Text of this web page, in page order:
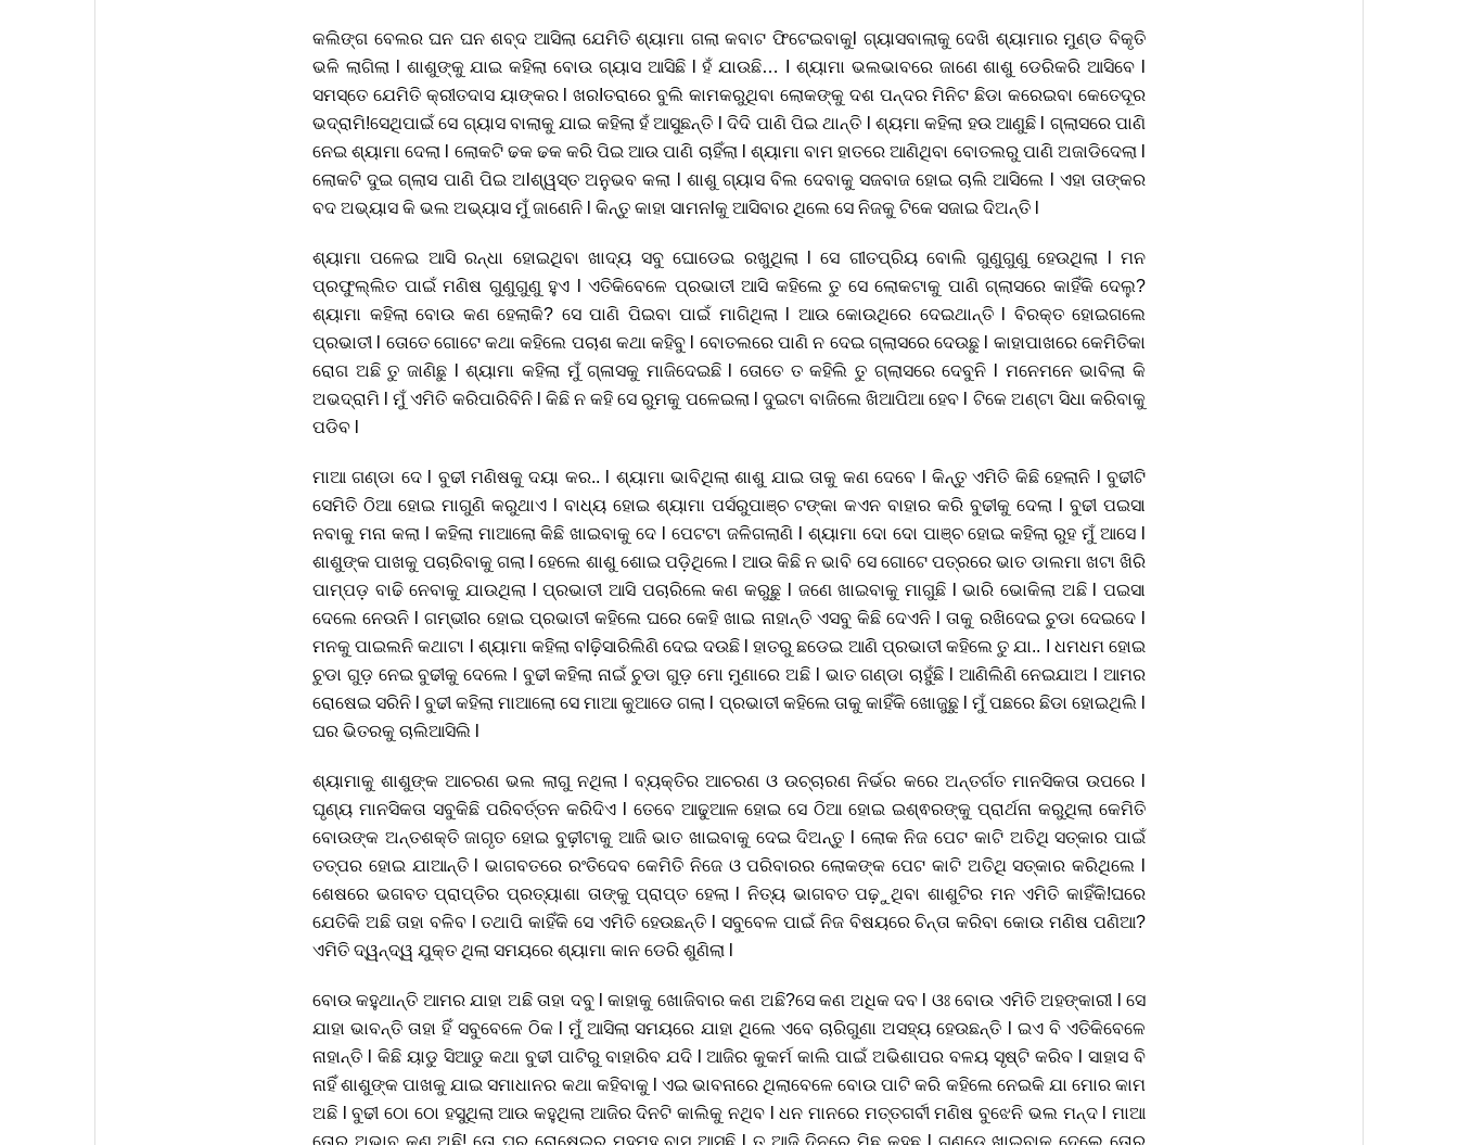
କଲିଙ୍ଗ ବେଲର ଘନ ଘନ ଶବ୍ଦ ଆସିଲା ଯେମିତି ଶ୍ୟାମା ଗଲା କବାଟ ଫିଟେଇବାକୁl ଗ୍ୟାସବାଲାକୁ ଦେଖି ଶ୍ୟାମାର ମୁଣ୍ଡ ବିକୃତି
ଭଳି ଲାଗିଲା l ଶାଶୁଙ୍କୁ ଯାଇ କହିଲା ବୋଉ ଗ୍ୟାସ ଆସିଛି l ହଁ ଯାଉଛି… I ଶ୍ୟାମା ଭଲଭାବରେ ଜାଣେ ଶାଶୁ ଡେରିକରି ଆସିବେ l
ସମସ୍ତେ ଯେମିତି କ୍ରୀତଦାସ ୟାଙ୍କର l ଖରIତରାରେ ବୁଲି କାମକରୁଥିବା ଲୋକଙ୍କୁ ଦଶ ପନ୍ଦର ମିନିଟ ଛିଡା କରେଇବା କେତେଦୂର
ଭଦ୍ରାମି!ସେଥିପାଇଁ ସେ ଗ୍ୟାସ ବାଲାକୁ ଯାଇ କହିଲା ହଁ ଆସୁଛନ୍ତି l ଦିଦି ପାଣି ପିଇ ଥାନ୍ତି l ଶ୍ୟମା କହିଲା ହଉ ଆଣୁଛି l ଗ୍ଲାସରେ ପାଣି
ନେଇ ଶ୍ୟାମା ଦେଲା l ଲୋକଟି ଢକ ଢକ କରି ପିଇ ଆଉ ପାଣି ଚାହିଁଲା l ଶ୍ୟାମା ବାମ ହାତରେ ଆଣିଥିବା ବୋତଲରୁ ପାଣି ଅଜାଡିଦେଲା l
ଲୋକଟି ଦୁଇ ଗ୍ଲାସ ପାଣି ପିଇ ଅlଶ୍ୱସ୍ତ ଅନୁଭବ କଲା l ଶାଶୁ ଗ୍ୟାସ ବିଲ ଦେବାକୁ ସଜବାଜ ହୋଇ ଚାଲି ଆସିଲେ l ଏହା ତାଙ୍କର
ବଦ ଅଭ୍ୟାସ କି ଭଲ ଅଭ୍ୟାସ ମୁଁ ଜାଣେନି l କିନ୍ତୁ କାହା ସାମନlକୁ ଆସିବାର ଥିଲେ ସେ ନିଜକୁ ଟିକେ ସଜାଇ ଦିଅନ୍ତି l
ଶ୍ୟାମା ପଳେଇ ଆସି ରନ୍ଧା ହୋଇଥିବା ଖାଦ୍ୟ ସବୁ ଘୋଡେଇ ରଖୁଥିଲା l ସେ ଗୀତପ୍ରିୟ ବୋଲି ଗୁଣୁଗୁଣୁ ହେଉଥିଲା l ମନ
ପ୍ରଫୁଲ୍ଲିତ ପାଇଁ ମଣିଷ ଗୁଣୁଗୁଣୁ ହୁଏ l ଏତିକିବେଳେ ପ୍ରଭାତୀ ଆସି କହିଲେ ତୁ ସେ ଲୋକଟାକୁ ପାଣି ଗ୍ଲାସରେ କାହିଁକି ଦେଲୁ?
ଶ୍ୟାମା କହିଲା ବୋଉ କଣ ହେଲାକି? ସେ ପାଣି ପିଇବା ପାଇଁ ମାଗିଥିଲା l ଆଉ କୋଉଥିରେ ଦେଇଥାନ୍ତି l ବିରକ୍ତ ହୋଇଗଲେ
ପ୍ରଭାତୀ l ତୋତେ ଗୋଟେ କଥା କହିଲେ ପଚାଶ କଥା କହିବୁ l ବୋତଲରେ ପାଣି ନ ଦେଇ ଗ୍ଲାସରେ ଦେଉଛୁ l କାହାପାଖରେ କେମିତିକା
ରୋଗ ଅଛି ତୁ ଜାଣିଛୁ l ଶ୍ୟାମା କହିଲା ମୁଁ ଗ୍ଳାସକୁ ମାଜିଦେଇଛି l ତୋତେ ତ କହିଲି ତୁ ଗ୍ଲାସରେ ଦେବୁନି l ମନେମନେ ଭାବିଲା କି
ଅଭଦ୍ରାମି l ମୁଁ ଏମିତି କରିପାରିବିନି l କିଛି ନ କହି ସେ ରୁମକୁ ପଳେଇଲା l ଦୁଇଟା ବାଜିଲେ ଖିଆପିଆ ହେବ l ଟିକେ ଅଣ୍ଟା ସିଧା କରିବାକୁ
ପଡିବ l
ମାଆ ଗଣ୍ଡା ଦେ l ବୁଢୀ ମଣିଷକୁ ଦୟା କର.. l ଶ୍ୟାମା ଭାବିଥିଲା ଶାଶୁ ଯାଇ ତାକୁ କଣ ଦେବେ l କିନ୍ତୁ ଏମିତି କିଛି ହେଲାନି l ବୁଢୀଟି
ସେମିତି ଠିଆ ହୋଇ ମାଗୁଣି କରୁଥାଏ l ବାଧ୍ୟ ହୋଇ ଶ୍ୟାମା ପର୍ସରୁପାଞ୍ଚ ଟଙ୍କା କଏନ ବାହାର କରି ବୁଢୀକୁ ଦେଲା l ବୁଢୀ ପଇସା
ନବାକୁ ମନା କଲା l କହିଲା ମାଆଲୋ କିଛି ଖାଇବାକୁ ଦେ l ପେଟଟା ଜଳିଗଲାଣି l ଶ୍ୟାମା ଦୋ ଦୋ ପାଞ୍ଚ ହୋଇ କହିଲା ରୁହ ମୁଁ ଆସେ l
ଶାଶୁଙ୍କ ପାଖକୁ ପଚାରିବାକୁ ଗଲା l ହେଲେ ଶାଶୁ ଶୋଇ ପଡ଼ିଥିଲେ l ଆଉ କିଛି ନ ଭାବି ସେ ଗୋଟେ ପତ୍ରରେ ଭାତ ଡାଲମା ଖଟା ଖିରି
ପାମ୍ପଡ଼ ବାଢି ନେବାକୁ ଯାଉଥିଲା l ପ୍ରଭାତୀ ଆସି ପଚାରିଲେ କଣ କରୁଛୁ l ଜଣେ ଖାଇବାକୁ ମାଗୁଛି l ଭାରି ଭୋକିଲା ଅଛି l ପଇସା
ଦେଲେ ନେଉନି l ଗମ୍ଭୀର ହୋଇ ପ୍ରଭାତୀ କହିଲେ ଘରେ କେହି ଖାଇ ନାହାନ୍ତି ଏସବୁ କିଛି ଦେଏନି l ତାକୁ ରଖିଦେଇ ଚୁଡା ଦେଇଦେ l
ମନକୁ ପାଇଲନି କଥାଟା l ଶ୍ୟାମା କହିଲା ବlଢ଼ିସାରିଲିଣି ଦେଇ ଦଉଛି l ହାତରୁ ଛଡେଇ ଆଣି ପ୍ରଭାତୀ କହିଲେ ତୁ ଯା.. I ଧମଧମ ହୋଇ
ଚୁଡା ଗୁଡ଼ ନେଇ ବୁଢୀକୁ ଦେଲେ l ବୁଢୀ କହିଲା ନାଇଁ ଚୁଡା ଗୁଡ଼ ମୋ ମୁଣାରେ ଅଛି l ଭାତ ଗଣ୍ଡା ଚାହୁଁଛି l ଆଣିଲିଣି ନେଇଯାଅ l ଆମର
ରୋଷେଇ ସରିନି l ବୁଢୀ କହିଲା ମାଆଲୋ ସେ ମାଆ କୁଆଡେ ଗଲା l ପ୍ରଭାତୀ କହିଲେ ତାକୁ କାହିଁକି ଖୋଜୁଛୁ l ମୁଁ ପଛରେ ଛିଡା ହୋଇଥିଲି l
ଘର ଭିତରକୁ ଚାଲିଆସିଲି l
ଶ୍ୟାମାକୁ ଶାଶୁଙ୍କ ଆଚରଣ ଭଲ ଲାଗୁ ନଥିଲା l ବ୍ୟକ୍ତିର ଆଚରଣ ଓ ଉଚ୍ଚାରଣ ନିର୍ଭର କରେ ଅନ୍ତର୍ଗତ ମାନସିକତା ଉପରେ l
ଘୃଣ୍ୟ ମାନସିକତା ସବୁକିଛି ପରିବର୍ତ୍ତନ କରିଦିଏ l ତେବେ ଆଢୁଆଳ ହୋଇ ସେ ଠିଆ ହୋଇ ଇଶ୍ଵରଙ୍କୁ ପ୍ରାର୍ଥନା କରୁଥିଲା କେମିତି
ବୋଉଙ୍କ ଅନ୍ତଶକ୍ତି ଜାଗୃତ ହୋଇ ବୁଢ଼ୀଟାକୁ ଆଜି ଭାତ ଖାଇବାକୁ ଦେଇ ଦିଅନ୍ତୁ l ଲୋକ ନିଜ ପେଟ କାଟି ଅତିଥି ସତ୍କାର ପାଇଁ
ତତ୍ପର ହୋଇ ଯାଆନ୍ତି l ଭାଗବତରେ ରଂତିଦେବ କେମିତି ନିଜେ ଓ ପରିବାରର ଲୋକଙ୍କ ପେଟ କାଟି ଅତିଥି ସତ୍କାର କରିଥିଲେ l
ଶେଷରେ ଭଗବତ ପ୍ରାପ୍ତିର ପ୍ରତ୍ୟାଶା ତାଙ୍କୁ ପ୍ରାପ୍ତ ହେଲା l ନିତ୍ୟ ଭାଗବତ ପଢ଼ୁଥିବା ଶାଶୁଟିର ମନ ଏମିତି କାହିଁକି!ଘରେ
ଯେତିକି ଅଛି ତାହା ବଳିବ l ତଥାପି କାହିଁକି ସେ ଏମିତି ହେଉଛନ୍ତି l ସବୁବେଳ ପାଇଁ ନିଜ ବିଷୟରେ ଚିନ୍ତା କରିବା କୋଉ ମଣିଷ ପଣିଆ?
ଏମିତି ଦ୍ୱନ୍ଦ୍ୱ ଯୁକ୍ତ ଥିଲା ସମୟରେ ଶ୍ୟାମା କାନ ଡେରି ଶୁଣିଲା l
ବୋଉ କହୁଥାନ୍ତି ଆମର ଯାହା ଅଛି ତାହା ଦବୁ l କାହାକୁ ଖୋଜିବାର କଣ ଅଛି?ସେ କଣ ଅଧିକ ଦବ l ଓଃ ବୋଉ ଏମିତି ଅହଙ୍କାରୀ l ସେ
ଯାହା ଭାବନ୍ତି ତାହା ହିଁ ସବୁବେଳେ ଠିକ l ମୁଁ ଆସିଲା ସମୟରେ ଯାହା ଥିଲେ ଏବେ ଚାରିଗୁଣା ଅସହ୍ୟ ହେଉଛନ୍ତି l ଇଏ ବି ଏତିକିବେଳେ
ନାହାନ୍ତି l କିଛି ୟାଡୁ ସିଆଡୁ କଥା ବୁଢୀ ପାଟିରୁ ବାହାରିବ ଯଦି l ଆଜିର କୁକର୍ମ କାଲି ପାଇଁ ଅଭିଶାପର ବଳୟ ସୃଷ୍ଟି କରିବ l ସାହାସ ବି
ନାହିଁ ଶାଶୁଙ୍କ ପାଖକୁ ଯାଇ ସମାଧାନର କଥା କହିବାକୁ l ଏଇ ଭାବନାରେ ଥିଲାବେଳେ ବୋଉ ପାଟି କରି କହିଲେ ନେଇକି ଯା ମୋର କାମ
ଅଛି l ବୁଢୀ ଠୋ ଠୋ ହସୁଥିଲା ଆଉ କହୁଥିଲା ଆଜିର ଦିନଟି କାଲିକୁ ନଥିବ l ଧନ ମାନରେ ମତ୍ତଗର୍ବୀ ମଣିଷ ବୁଝେନି ଭଲ ମନ୍ଦ l ମାଆ